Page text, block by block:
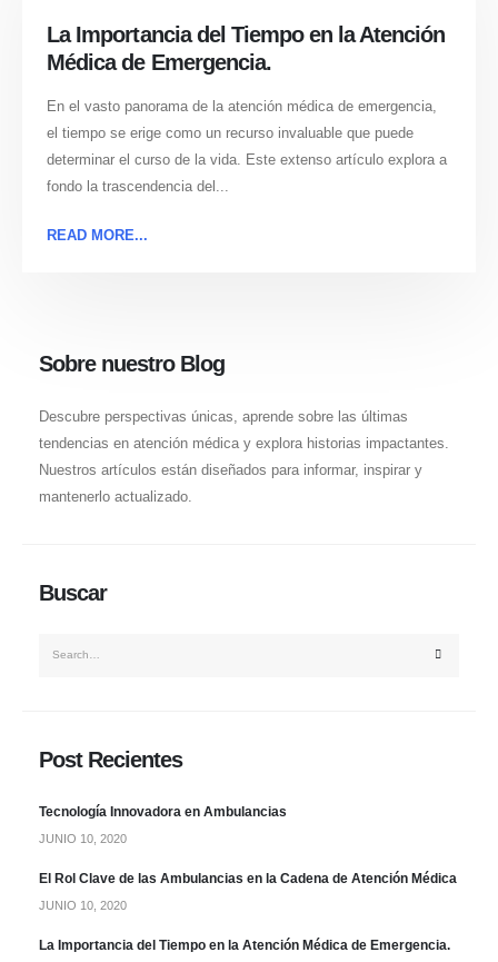
La Importancia del Tiempo en la Atención
Médica de Emergencia.
En el vasto panorama de la atención médica de emergencia,
el tiempo se erige como un recurso invaluable que puede
determinar el curso de la vida. Este extenso artículo explora a
fondo la trascendencia del...
READ MORE...
Sobre nuestro Blog
Descubre perspectivas únicas, aprende sobre las últimas
tendencias en atención médica y explora historias impactantes.
Nuestros artículos están diseñados para informar, inspirar y
mantenerlo actualizado.
Buscar
Post Recientes
Tecnología Innovadora en Ambulancias
JUNIO 10, 2020
El Rol Clave de las Ambulancias en la Cadena de Atención Médica
JUNIO 10, 2020
La Importancia del Tiempo en la Atención Médica de Emergencia.